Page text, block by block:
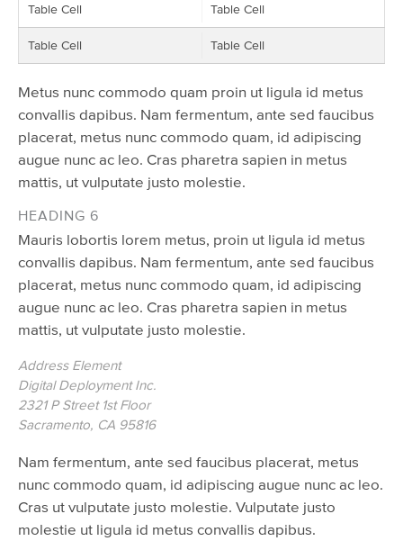
Table Cell Table Cell
Table Cell Table Cell
Metus nunc commodo quam proin ut ligula id metus
convallis dapibus. Nam fermentum, ante sed faucibus
placerat, metus nunc commodo quam, id adipiscing
augue nunc ac leo. Cras pharetra sapien in metus
mattis, ut vulputate justo molestie.
HEADING 6
Mauris lobortis lorem metus, proin ut ligula id metus
convallis dapibus. Nam fermentum, ante sed faucibus
placerat, metus nunc commodo quam, id adipiscing
augue nunc ac leo. Cras pharetra sapien in metus
mattis, ut vulputate justo molestie.
Address Element
Digital Deployment Inc.
2321 P Street 1st Floor
Sacramento, CA 95816
Nam fermentum, ante sed faucibus placerat, metus
nunc commodo quam, id adipiscing augue nunc ac leo.
Cras ut vulputate justo molestie. Vulputate justo
molestie ut ligula id metus convallis dapibus.